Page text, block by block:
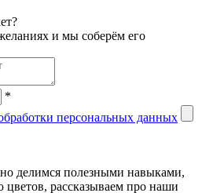
и мы соберём его
*
персональных данных
делимся полезными навыками,
рассказываем про наши